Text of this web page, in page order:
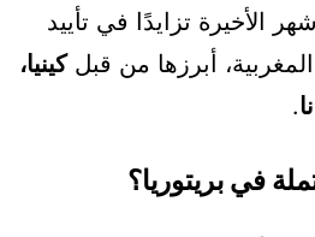
الأخيرة تزايدًا في تأييد
أبرزها من قبلكينيا،
.
في بريتوريا؟